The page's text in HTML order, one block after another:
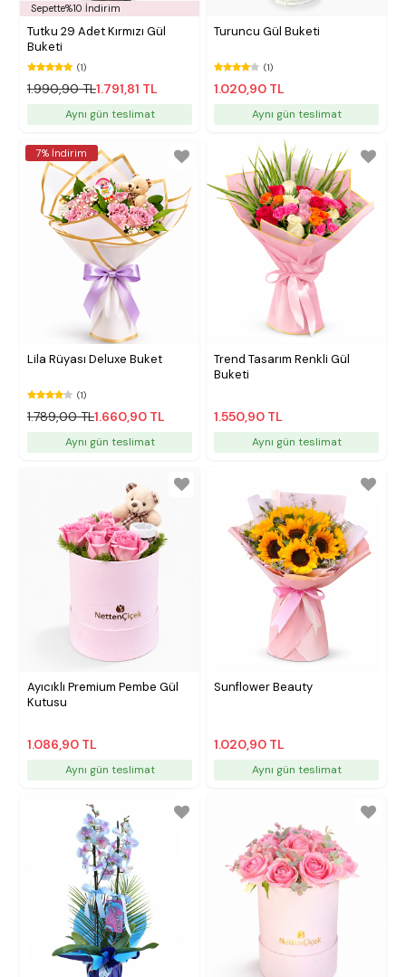
Sepette%10 İndirim
Tutku 29 Adet Kırmızı Gül
Buketi
(1)
1.990,90 TL1.791,81 TL
Aynı gün teslimat
Turuncu Gül Buketi
(1)
1.020,90 TL
Aynı gün teslimat
7% İndirim
Lila Rüyası Deluxe Buket
(1)
1.789,00 TL1.660,90 TL
Aynı gün teslimat
Trend Tasarım Renkli Gül
Buketi
1.550,90 TL
Aynı gün teslimat
Ayıcıklı Premium Pembe Gül
Kutusu
1.086,90 TL
Aynı gün teslimat
Sunflower Beauty
1.020,90 TL
Aynı gün teslimat